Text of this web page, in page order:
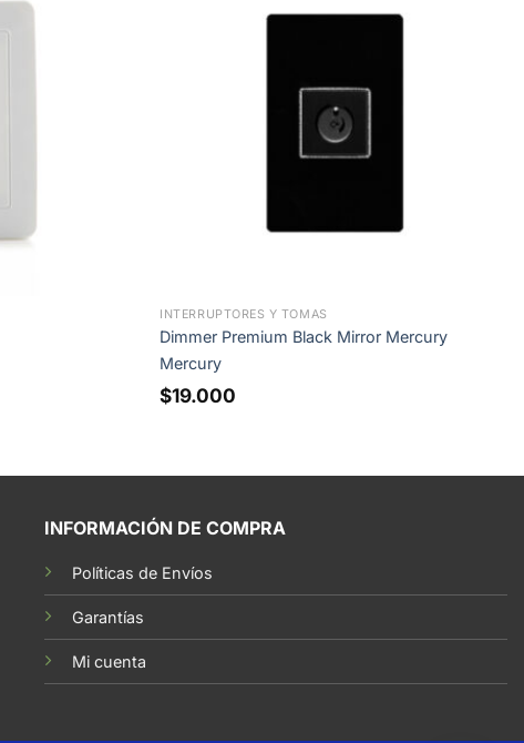
INTERRUPTORES Y TOMAS
Dimmer Premium Black Mirror Mercury
Mercury
$19.000
INFORMACIÓN DE COMPRA
Políticas de Envíos
Garantías
Mi cuenta